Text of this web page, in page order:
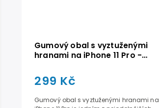
Gumový obal s vyztuženými
hranami na iPhone 11 Pro -
299 Kč
Gumový obal s vyztuženými hranami na